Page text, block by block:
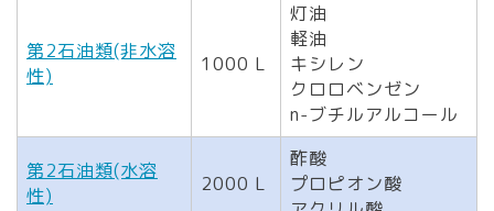
第2石油類(非水溶
性)
1000 L
灯油
軽油
キシレン
クロロベンゼン
n-ブチルアルコール
第2石油類(水溶
性)
2000 L
酢酸
プロピオン酸